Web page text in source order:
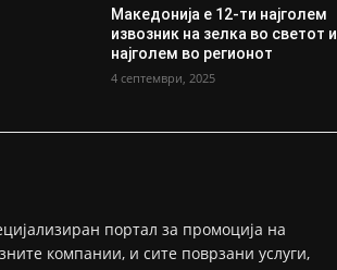
Македонија е 12-ти најголем
извозник на зелка во светот и
најголем во регионот
4 септември, 2025
портал за промоција на
компании, и сите поврзани услуги,